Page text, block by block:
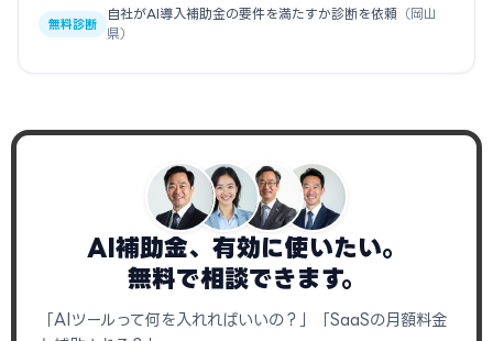
無料診断
自社がAI導入補助金の要件を満たすか診断を依頼 （岡山
県）
AI補助金、有効に使いたい。
無料で相談できます。
「AIツールって何を入れればいいの？」「SaaSの月額料金